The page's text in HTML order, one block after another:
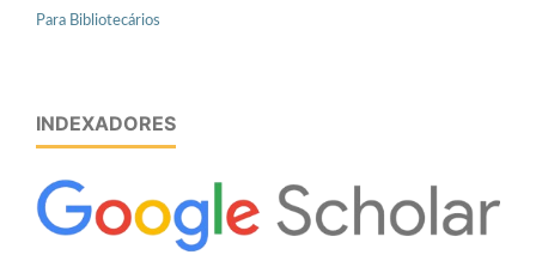
Para Bibliotecários
INDEXADORES